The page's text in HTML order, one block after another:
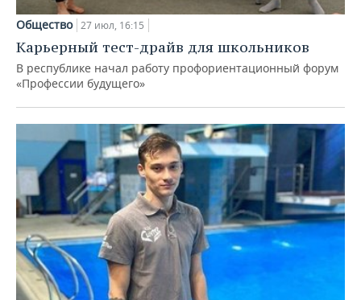
Общество 27 июл, 16:15
Карьерный тест-драйв для школьников
В республике начал работу профориентационный форум
«Профессии будущего»